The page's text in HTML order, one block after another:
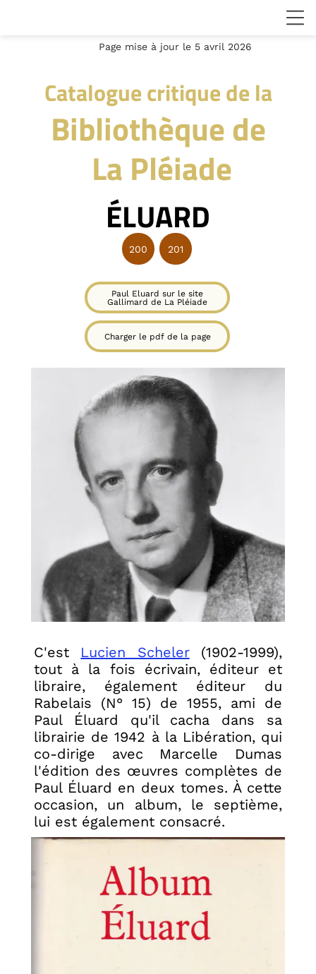
Catalogue critique de la
Bibliothèque de
La Pléiade
Page mise à jour le 5 avril 2026
ÉLUARD
200 201
Paul Eluard sur le site
Gallimard de La Pléiade
Charger le pdf de la page
C'est Lucien Scheler(1902-1999),
tout à la fois écrivain, éditeur et
libraire, également éditeur du
Rabelais (N° 15) de 1955, ami de
Paul Éluard qu'il cacha dans sa
librairie de 1942 à la Libération, qui
co-dirige avec Marcelle Dumas
l'édition des œuvres complètes de
Paul Éluard en deux tomes. À cette
occasion, un album, le septième,
lui est également consacré.